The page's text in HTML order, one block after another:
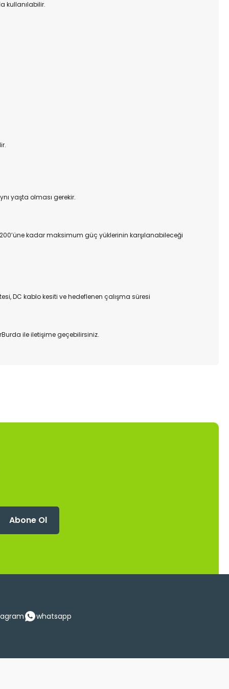
kullanılabilir.
yaşta olması gerekir.
kadar maksimum güç yüklerinin karşılanabileceği
DC kablo kesiti ve hedeflenen çalışma süresi
ile iletişime geçebilirsiniz.
Abone Ol
whatsapp